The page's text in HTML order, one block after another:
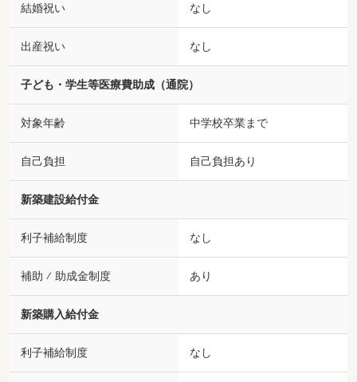
結婚祝い なし
出産祝い なし
子ども・学生等医療費助成（通院）
対象年齢 中学校卒業まで
自己負担 自己負担あり
新築建設給付金
利子補給制度 なし
補助 ⁄ 助成金制度 あり
新築購入給付金
利子補給制度 なし